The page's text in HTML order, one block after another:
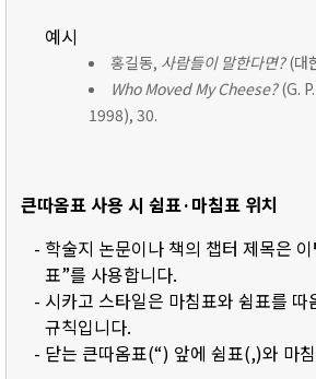
예시
홍길동, 사람들이 말한다면?(대
Who Moved My Cheese?(G.
1998), 30.
큰따옴표 사용 시 쉼표·마침표 위치
- 학술지 논문이나 책의 챕터 제목은
표”를 사용합니다.
- 시카고 스타일은 마침표와 쉼표를 따
규칙입니다.
- 닫는 큰따옴표(“) 앞에 쉼표(,)와 마